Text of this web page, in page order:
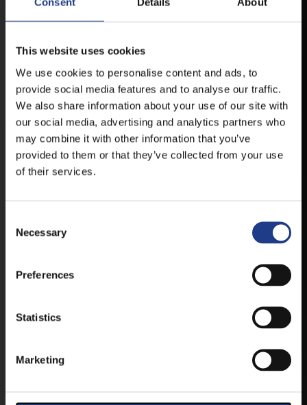
This website uses cookies
We use cookies to personalise content and ads, to
provide social media features and to analyse our traffic.
We also share information about your use of our site with
our social media, advertising and analytics partners who
may combine it with other information that you’ve
provided to them or that they’ve collected from your use
of their services.
Necessary
Preferences
Statistics
Marketing
TÖLTSE LE APPLIKÁCIÓNKAT, HOGY
ELSŐ KÉZBŐL ÉRTESÜLHESSEN
LEGFRISSEBB HÍREINKRŐL,
FELLÉPŐKRŐL, ESŐ ESETÉN
HELYSZÍNVÁLTOZÁSRÓL.